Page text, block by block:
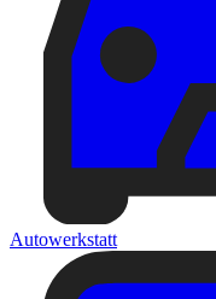
Autowerkstatt